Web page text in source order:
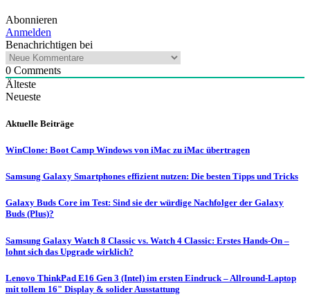
Abonnieren
Anmelden
Benachrichtigen bei
0 Comments
Älteste
Neueste
Aktuelle Beiträge
WinClone: Boot Camp Windows von iMac zu iMac übertragen
Samsung Galaxy Smartphones effizient nutzen: Die besten Tipps und Tricks
Galaxy Buds Core im Test: Sind sie der würdige Nachfolger der Galaxy
Buds (Plus)?
Samsung Galaxy Watch 8 Classic vs. Watch 4 Classic: Erstes Hands-On –
lohnt sich das Upgrade wirklich?
Lenovo ThinkPad E16 Gen 3 (Intel) im ersten Eindruck – Allround-Laptop
mit tollem 16" Display & solider Ausstattung